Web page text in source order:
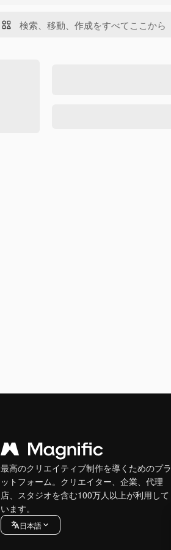
最高のクリエイティブ制作を導くためのプラ
ットフォーム。クリエイター、企業、代理
店、スタジオを含む100万人以上が利用して
います。
日本語